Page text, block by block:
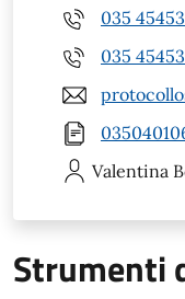
035
035
Valentina
Strumenti